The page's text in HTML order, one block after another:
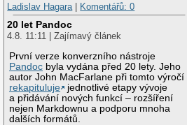
Ladislav Hagara | Komentářů: 0
20 let Pandoc
4.8. 11:11 | Zajímavý článek
První verze konverzního nástroje
Pandoc byla vydána před 20 lety. Jeho
autor John MacFarlane při tomto výročí
rekapituluje
jednotlivé etapy vývoje
a přidávání nových funkcí – rozšíření
nejen Markdownu a podporu mnoha
dalších formátů.